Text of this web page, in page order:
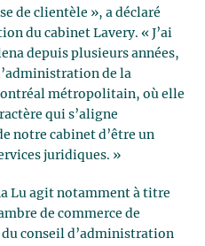
de clientèle », a déclaré
du cabinet Lavery. « J’ai
depuis plusieurs années,
de la
métropolitain, où elle
qui s’aligne
notre cabinet d’être un
juridiques. »
Lu agit notamment à titre
de commerce de
conseil d’administration